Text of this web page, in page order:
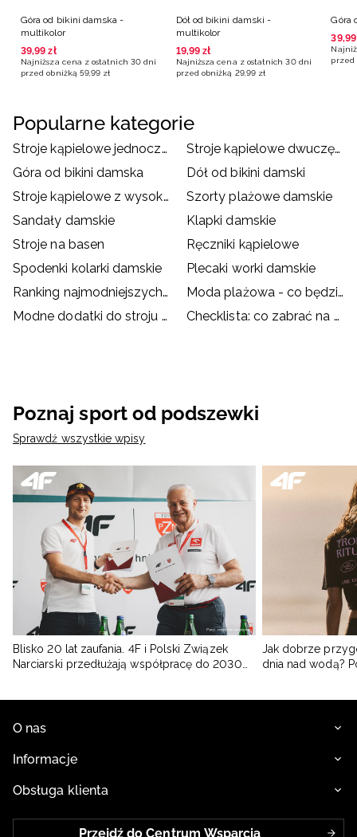
Góra od bikini damska -
multikolor
39,99 zł
Najniższa cena z ostatnich 30 dni
przed obniżką 59,99 zł
Dół od bikini damski -
multikolor
19,99 zł
Najniższa cena z ostatnich 30 dni
przed obniżką 29,99 zł
Góra
39,99
przed
Popularne kategorie
Stroje kąpielowe jednoczęściowe damskie
Stroje kąpielowe dwuczęściowe damskie
Góra od bikini damska
Dół od bikini damski
Stroje kąpielowe z wysokim stanem
Szorty plażowe damskie
Sandały damskie
Klapki damskie
Stroje na basen
Ręczniki kąpielowe
Spodenki kolarki damskie
Plecaki worki damskie
Ranking najmodniejszych strojów kąpielowych
Moda plażowa - co będzie hitem wakacji?
Modne dodatki do stroju kąpielowego
Checklista: co zabrać na basen?
Poznaj sport od podszewki
Sprawdź wszystkie wpisy
Blisko 20 lat zaufania. 4F i Polski Związek
Narciarski przedłużają współpracę do 2030
Jak dobrze
dnia nad wodą?
O nas
Informacje
Obsługa klienta
Przejdź do Centrum Wsparcia